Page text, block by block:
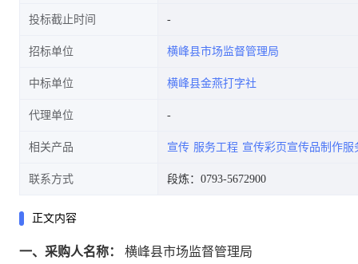
投标截止时间
招标单位 横峰县市场监督管理局
中标单位 横峰县金燕打字社
代理单位
相关产品 宣传 服务工程 宣传彩页宣传品制作服
联系方式 段炼：0793-5672900
正文内容
一、采购人名称：
横峰县市场监督管理局